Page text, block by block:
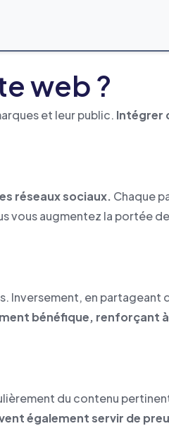
web ?
et leur public. Intégrer
réseaux sociaux. Chaque
vous augmentez la portée
Inversement, en partageant
bénéfique, renforçant
du contenu
également servir de